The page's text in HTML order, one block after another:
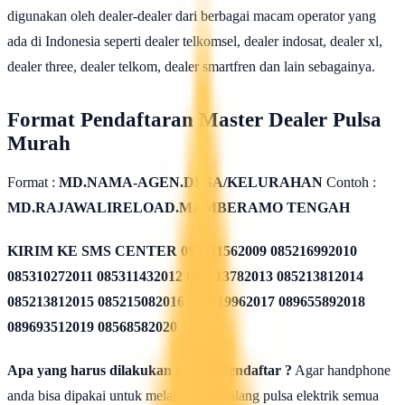
digunakan oleh dealer-dealer dari berbagai macam operator yang
ada di Indonesia seperti dealer telkomsel, dealer indosat, dealer xl,
dealer three, dealer telkom, dealer smartfren dan lain sebagainya.
Format Pendaftaran Master Dealer Pulsa
Murah
Format : MD.NAMA-AGEN.DESA/KELURAHAN Contoh :
MD.RAJAWALIRELOAD.MAMBERAMO TENGAH
KIRIM KE SMS CENTER 085311562009 085216992010
085310272011 085311432012 085213782013 085213812014
085213812015 085215082016 085819962017 089655892018
089693512019 08568582020
Apa yang harus dilakukan seusai Mendaftar ? Agar handphone
anda bisa dipakai untuk melakukan isi ulang pulsa elektrik semua